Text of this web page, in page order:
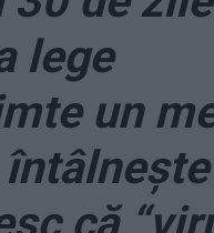
lege
un